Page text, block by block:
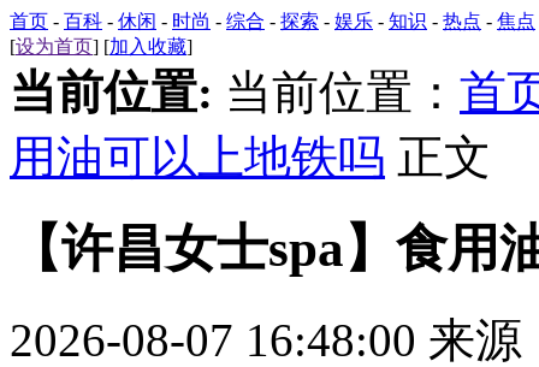
首页 - 百科 - 休闲 - 时尚 - 综合 - 探索 - 娱乐 - 知识 - 热点 - 焦点
[设为首页] [加入收藏]
当前位置: 当前位置： 首
用油可以上地铁吗 正文
【许昌女士spa】食用
2026-08-07 16:48:00 来源